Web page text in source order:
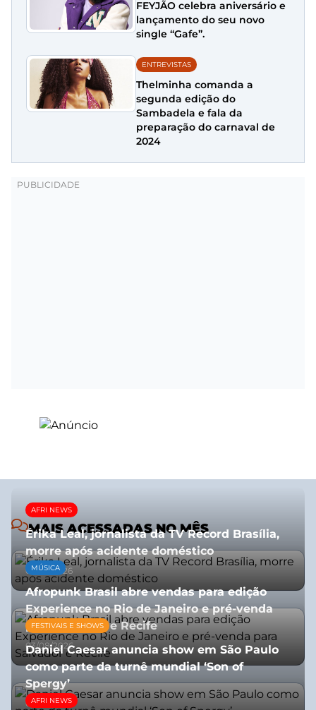
FEYJÃO celebra aniversário e
lançamento do seu novo
single “Gafe”.
ENTREVISTAS
Thelminha comanda a
segunda edição do
Sambadela e fala da
preparação do carnaval de
2024
MAIS ACESSADAS NO MÊS
AFRI NEWS
Érika Leal, jornalista da TV Record Brasília,
morre após acidente doméstico
08/07/2026
MÚSICA
Afropunk Brasil abre vendas para edição
Experience no Rio de Janeiro e pré-venda
para Salvador e Recife
03/08/2026
FESTIVAIS E SHOWS
Daniel Caesar anuncia show em São Paulo
como parte da turnê mundial ‘Son of
Spergy’
05/08/2026
AFRI NEWS